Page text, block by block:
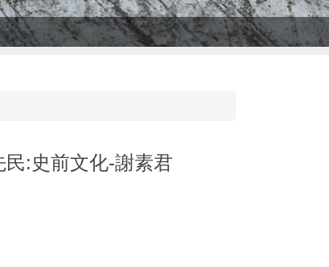
民:史前文化-謝素君